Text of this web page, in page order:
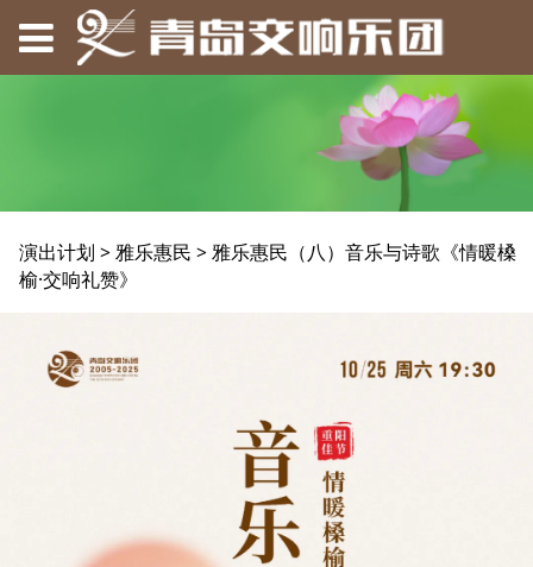
雅乐惠民（八）音乐与
诗歌《情暖槡榆·交响礼
赞》
演出计划 >雅乐惠民 >雅乐惠民（八）音乐与诗歌《情暖槡
榆·交响礼赞》